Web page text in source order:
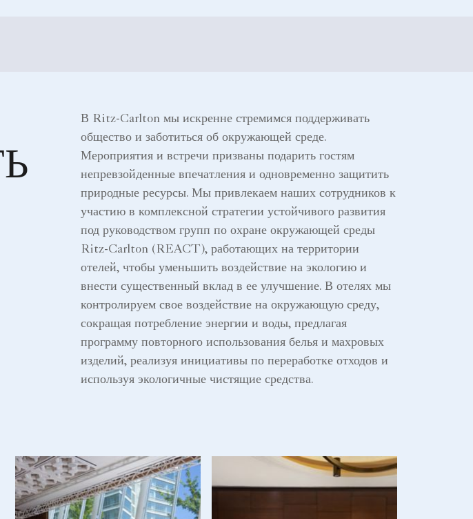
В Ritz-Carlton мы искренне стремимся поддерживать
общество и заботиться об окружающей среде.
Мероприятия и встречи призваны подарить гостям
непревзойденные впечатления и одновременно защитить
природные ресурсы. Мы привлекаем наших сотрудников к
участию в комплексной стратегии устойчивого развития
под руководством групп по охране окружающей среды
Ritz-Carlton (REACT), работающих на территории
отелей, чтобы уменьшить воздействие на экологию и
внести существенный вклад в ее улучшение. В отелях мы
контролируем свое воздействие на окружающую среду,
сокращая потребление энергии и воды, предлагая
программу повторного использования белья и махровых
изделий, реализуя инициативы по переработке отходов и
используя экологичные чистящие средства.